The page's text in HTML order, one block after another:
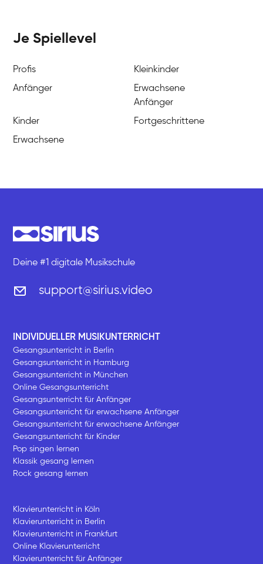
Je Spiellevel
Profis
Kleinkinder
Anfänger
Erwachsene
Anfänger
Kinder
Fortgeschrittene
Erwachsene
Deine #1 digitale Musikschule
support@sirius.video
INDIVIDUELLER MUSIKUNTERRICHT
Gesangsunterricht in Berlin
Gesangsunterricht in Hamburg
Gesangsunterricht in München
Online Gesangsunterricht
Gesangsunterricht für Anfänger
Gesangsunterricht für erwachsene Anfänger
Gesangsunterricht für erwachsene Anfänger
Gesangsunterricht für Kinder
Pop singen lernen
Klassik gesang lernen
Rock gesang lernen
Klavierunterricht in Köln
Klavierunterricht in Berlin
Klavierunterricht in Frankfurt
Online Klavierunterricht
Klavierunterricht für Anfänger